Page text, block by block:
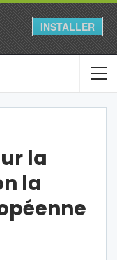
INSTALLER
la
la